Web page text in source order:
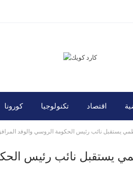
اقتصاد تكنولوجيا كورونا
يستقبل نائب رئيس الحكومة الروسي والوفد
يستقبل نائب رئيس